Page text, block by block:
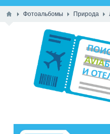
Фотоальбомы Природа